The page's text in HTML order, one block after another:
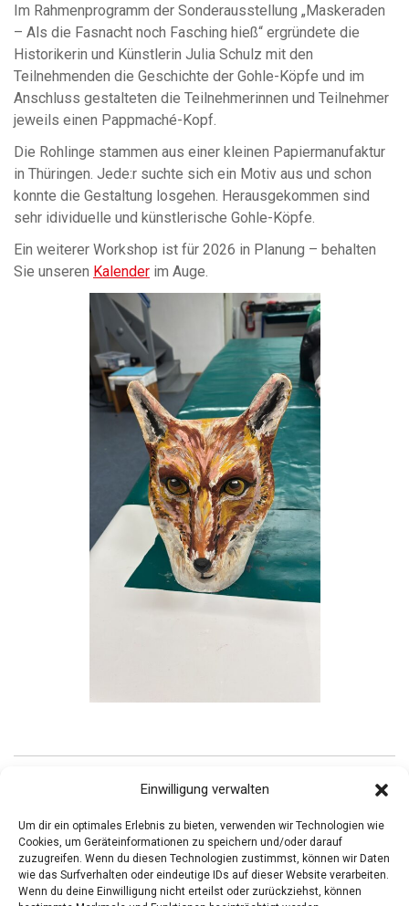
Einwilligung verwalten
Um dir ein optimales Erlebnis zu bieten, verwenden wir Technologien wie
Cookies, um Geräteinformationen zu speichern und/oder darauf
zuzugreifen. Wenn du diesen Technologien zustimmst, können wir Daten
wie das Surfverhalten oder eindeutige IDs auf dieser Website verarbeiten.
Wenn du deine Einwilligung nicht erteilst oder zurückziehst, können
Im Rahmenprogramm der Sonderausstellung „Maskeraden
– Als die Fasnacht noch Fasching hieß“ ergründete die
Historikerin und Künstlerin Julia Schulz mit den
Teilnehmenden die Geschichte der Gohle-Köpfe und im
Anschluss gestalteten die Teilnehmerinnen und Teilnehmer
jeweils einen Pappmaché-Kopf.
Die Rohlinge stammen aus einer kleinen Papiermanufaktur
in Thüringen. Jede:r suchte sich ein Motiv aus und schon
konnte die Gestaltung losgehen. Herausgekommen sind
sehr idividuelle und künstlerische Gohle-Köpfe.
Ein weiterer Workshop ist für 2026 in Planung – behalten
Sie unseren Kalender im Auge.
Newer Posts »